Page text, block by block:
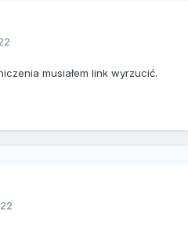
musiałem link wyrzucić.